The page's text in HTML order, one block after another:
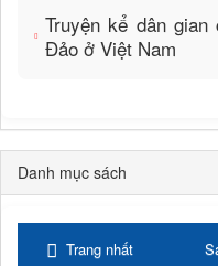
Truyện kể dân
Đảo ở Việt Nam
Danh mục sách
Trang nhất